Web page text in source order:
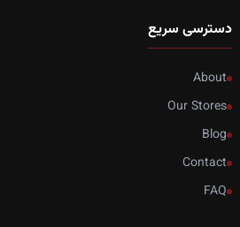
دسترسی سریع
About
Our Stores
Blog
Contact
FAQ